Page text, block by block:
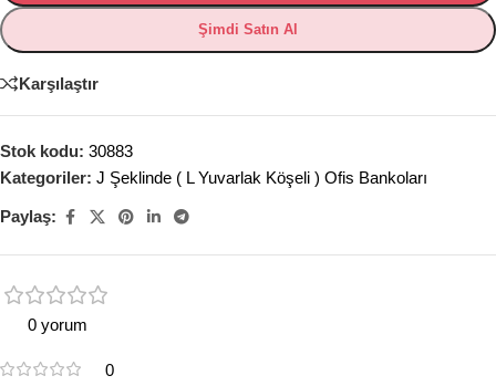
Şimdi Satın Al
Karşılaştır
Stok kodu: 30883
Kategoriler: J Şeklinde ( L Yuvarlak Köşeli ) Ofis Bankoları
Paylaş:
0 yorum
0